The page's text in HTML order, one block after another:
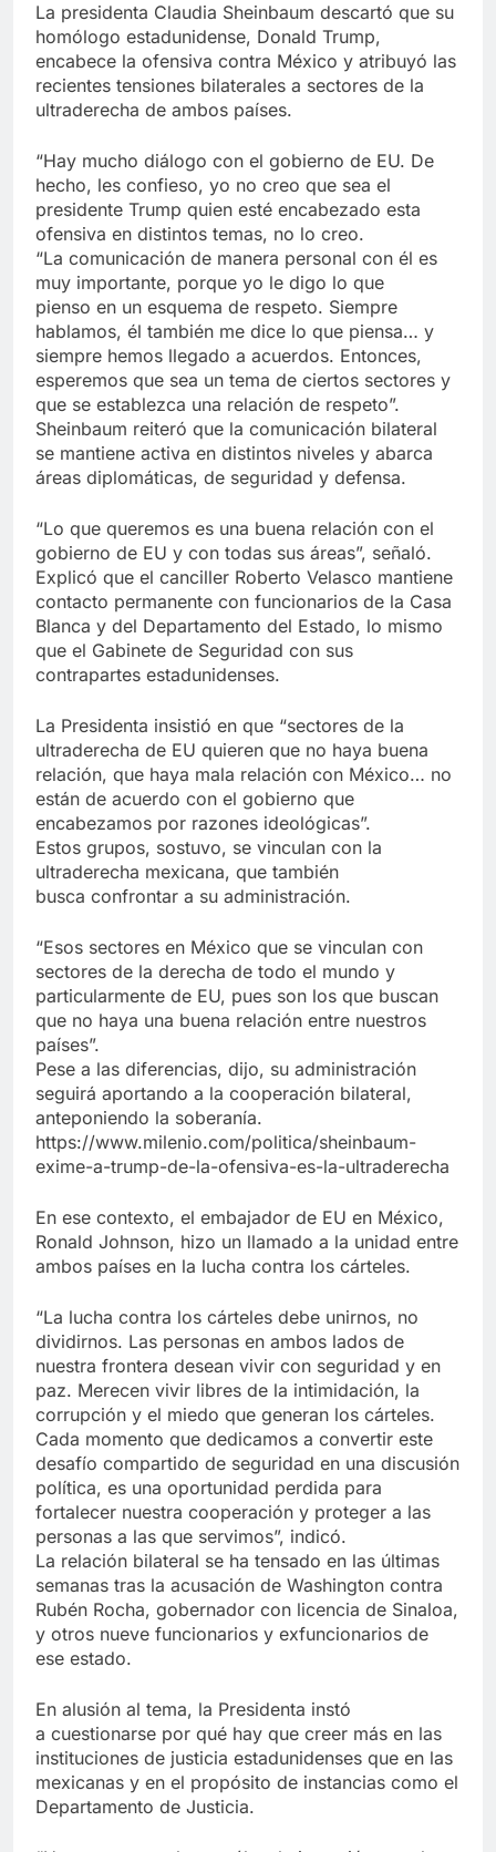
La presidenta Claudia Sheinbaum descartó que su
homólogo estadunidense, Donald Trump,
encabece la ofensiva contra México y atribuyó las
recientes tensiones bilaterales a sectores de la
ultraderecha de ambos países.
“Hay mucho diálogo con el gobierno de EU. De
hecho, les confieso, yo no creo que sea el
presidente Trump quien esté encabezado esta
ofensiva en distintos temas, no lo creo.
“La comunicación de manera personal con él es
muy importante, porque yo le digo lo que
pienso en un esquema de respeto. Siempre
hablamos, él también me dice lo que piensa… y
siempre hemos llegado a acuerdos. Entonces,
esperemos que sea un tema de ciertos sectores y
que se establezca una relación de respeto”.
Sheinbaum reiteró que la comunicación bilateral
se mantiene activa en distintos niveles y abarca
áreas diplomáticas, de seguridad y defensa.
“Lo que queremos es una buena relación con el
gobierno de EU y con todas sus áreas”, señaló.
Explicó que el canciller Roberto Velasco mantiene
contacto permanente con funcionarios de la Casa
Blanca y del Departamento del Estado, lo mismo
que el Gabinete de Seguridad con sus
contrapartes estadunidenses.
La Presidenta insistió en que “sectores de la
ultraderecha de EU quieren que no haya buena
relación, que haya mala relación con México… no
están de acuerdo con el gobierno que
encabezamos por razones ideológicas”.
Estos grupos, sostuvo, se vinculan con la
ultraderecha mexicana, que también
busca confrontar a su administración.
“Esos sectores en México que se vinculan con
sectores de la derecha de todo el mundo y
particularmente de EU, pues son los que buscan
que no haya una buena relación entre nuestros
países”.
Pese a las diferencias, dijo, su administración
seguirá aportando a la cooperación bilateral,
anteponiendo la soberanía.
https://www.milenio.com/politica/sheinbaum-
exime-a-trump-de-la-ofensiva-es-la-ultraderecha
En ese contexto, el embajador de EU en México,
Ronald Johnson, hizo un llamado a la unidad entre
ambos países en la lucha contra los cárteles.
“La lucha contra los cárteles debe unirnos, no
dividirnos. Las personas en ambos lados de
nuestra frontera desean vivir con seguridad y en
paz. Merecen vivir libres de la intimidación, la
corrupción y el miedo que generan los cárteles.
Cada momento que dedicamos a convertir este
desafío compartido de seguridad en una discusión
política, es una oportunidad perdida para
fortalecer nuestra cooperación y proteger a las
personas a las que servimos”, indicó.
La relación bilateral se ha tensado en las últimas
semanas tras la acusación de Washington contra
Rubén Rocha, gobernador con licencia de Sinaloa,
y otros nueve funcionarios y exfuncionarios de
ese estado.
En alusión al tema, la Presidenta instó
a cuestionarse por qué hay que creer más en las
instituciones de justicia estadunidenses que en las
mexicanas y en el propósito de instancias como el
Departamento de Justicia.